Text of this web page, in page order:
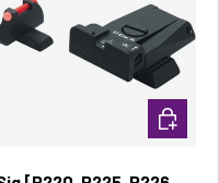
In den